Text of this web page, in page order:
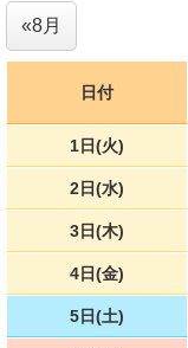
«8月
日付
1日(火)
2日(水)
3日(木)
4日(金)
5日(土)